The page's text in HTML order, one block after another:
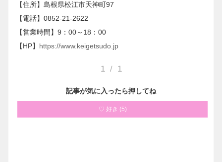
【住所】島根県松江市天神町97
【電話】0852-21-2622
【営業時間】9：00～18：00
【HP】 https://www.keigetsudo.jp
1 / 1
記事が気に入ったら押してね
♡ 好き (5)